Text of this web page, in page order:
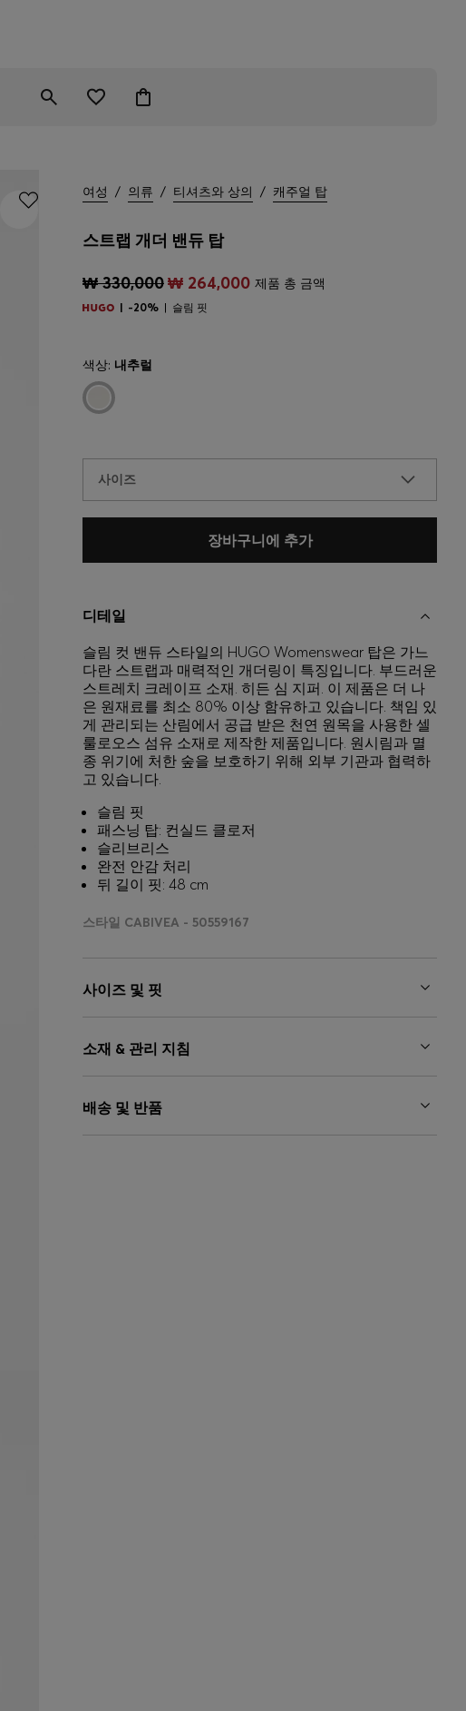
여성 / 의류 / 티셔츠와 상의 / 캐주얼 탑
스트랩 개더 밴듀 탑
₩ 330,000₩ 264,000 제품 총 금액
-20% 슬림 핏
색상: 내추럴
사이즈
장바구니에 추가
디테일
슬림 컷 밴듀 스타일의 HUGO Womenswear 탑은 가느
다란 스트랩과 매력적인 개더링이 특징입니다. 부드러운
스트레치 크레이프 소재. 히든 심 지퍼. 이 제품은 더 나
은 원재료를 최소 80% 이상 함유하고 있습니다. 책임 있
게 관리되는 산림에서 공급 받은 천연 원목을 사용한 셀
룰로오스 섬유 소재로 제작한 제품입니다. 원시림과 멸
종 위기에 처한 숲을 보호하기 위해 외부 기관과 협력하
고 있습니다.
슬림 핏
패스닝 탑: 컨실드 클로저
슬리브리스
완전 안감 처리
뒤 길이 핏: 48 cm
스타일 CABIVEA - 50559167
사이즈 및 핏
소재 & 관리 지침
배송 및 반품